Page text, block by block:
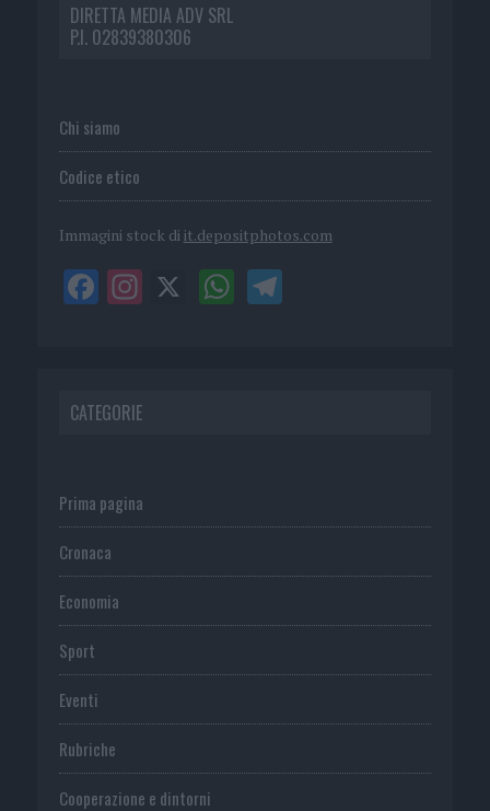
DIRETTA MEDIA ADV SRL
P.I. 02839380306
Chi siamo
Codice etico
Immagini stock di it.depositphotos.com
CATEGORIE
Prima pagina
Cronaca
Economia
Sport
Eventi
Rubriche
Cooperazione e dintorni